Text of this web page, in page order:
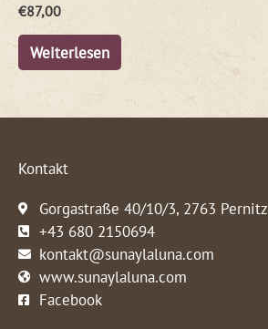
€87,00
Weiterlesen
Kontakt
Gorgastraße 40/10/3, 2763 Pernitz
+43 680 2150694
kontakt@sunaylaluna.com
www.sunaylaluna.com
Facebook